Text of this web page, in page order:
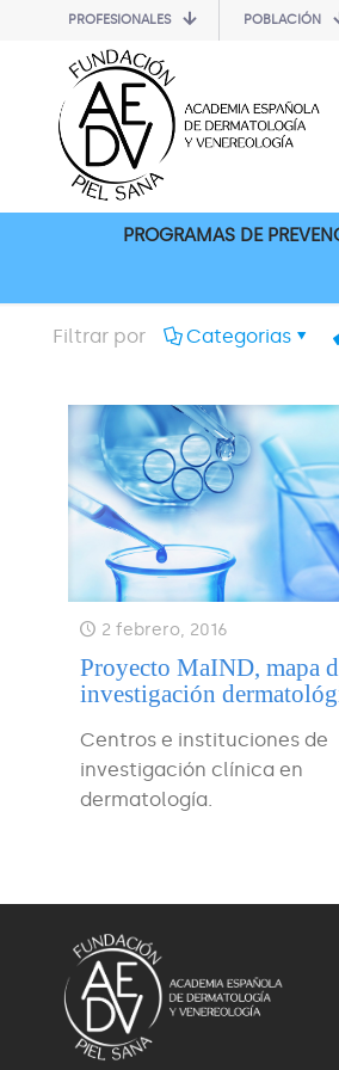
PROFESIONALES POBLACIÓN
PROGRAMAS DE
Filtrar por Categorias
2 febrero, 2016
Proyecto MaIND, mapa
investigación
Centros e instituciones de
investigación clínica en
dermatología.